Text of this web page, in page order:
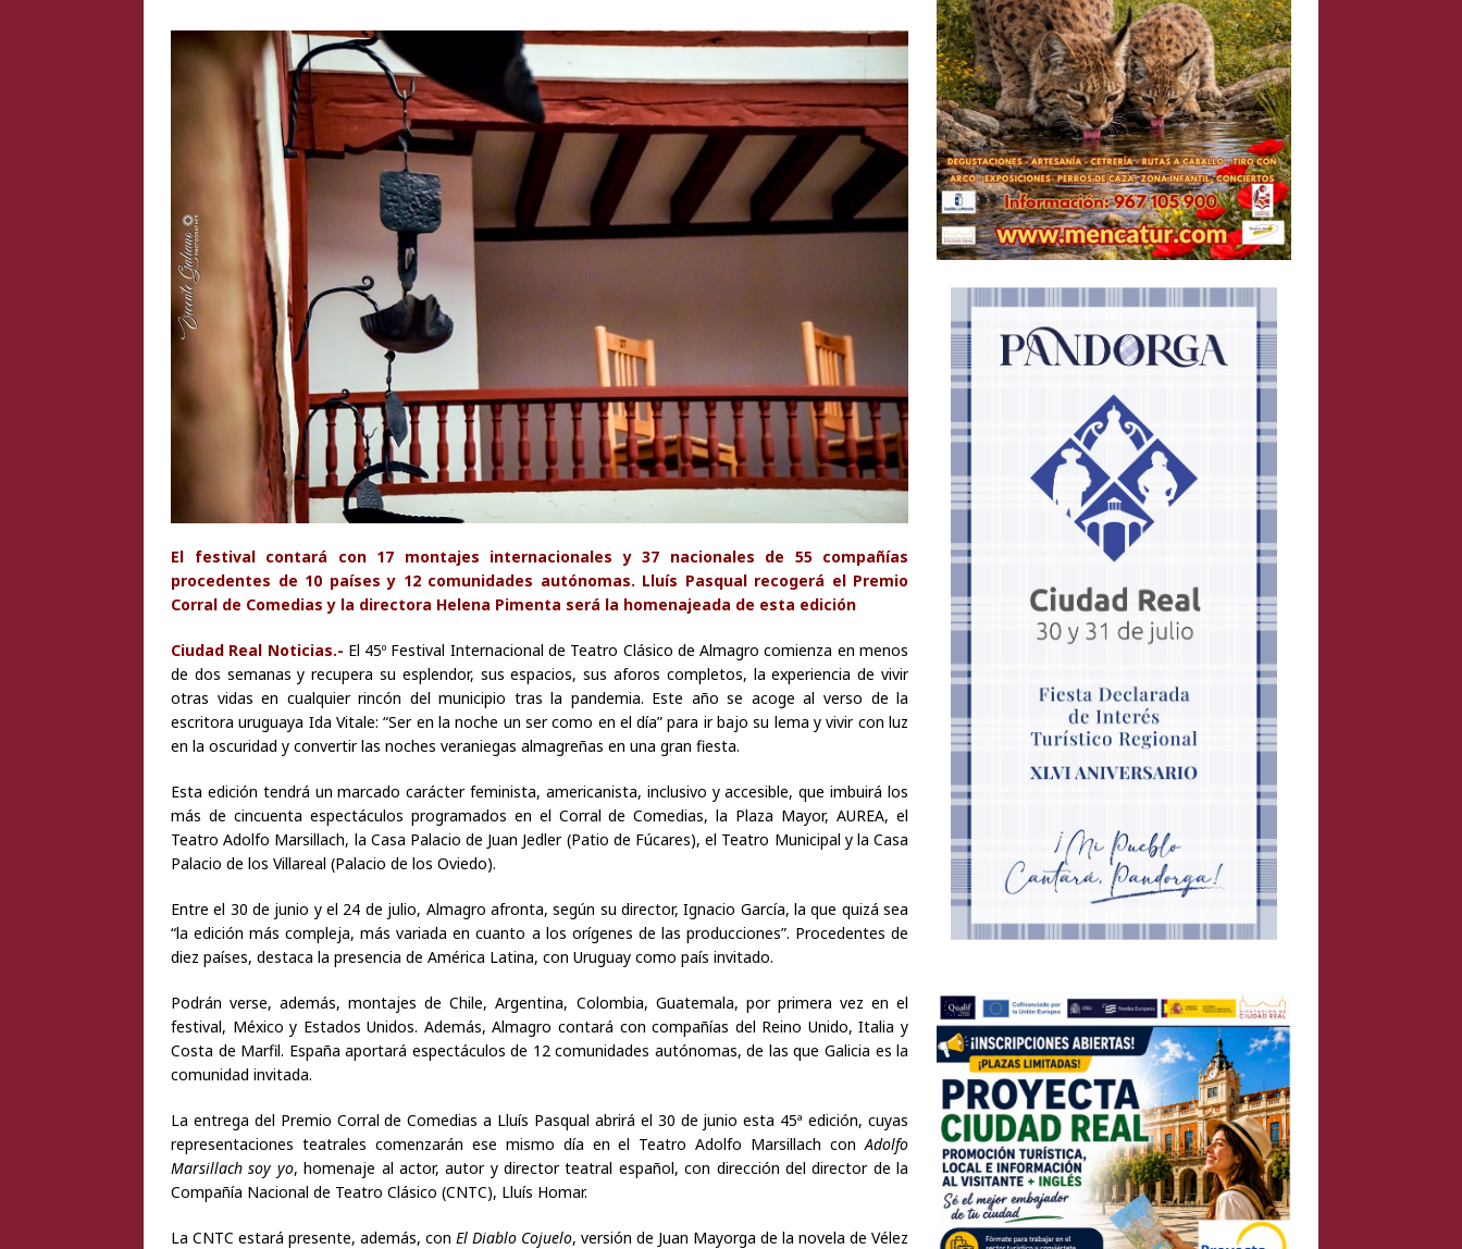
El festival contará con 17 montajes internacionales y 37 nacionales de 55 compañías
procedentes de 10 países y 12 comunidades autónomas. Lluís Pasqual recogerá el Premio
Corral de Comedias y la directora Helena Pimenta será la homenajeada de esta edición
Ciudad Real Noticias.- El 45º Festival Internacional de Teatro Clásico de Almagro comienza en menos
de dos semanas y recupera su esplendor, sus espacios, sus aforos completos, la experiencia de vivir
otras vidas en cualquier rincón del municipio tras la pandemia. Este año se acoge al verso de la
escritora uruguaya Ida Vitale: “Ser en la noche un ser como en el día” para ir bajo su lema y vivir con luz
en la oscuridad y convertir las noches veraniegas almagreñas en una gran fiesta.
Esta edición tendrá un marcado carácter feminista, americanista, inclusivo y accesible, que imbuirá los
más de cincuenta espectáculos programados en el Corral de Comedias, la Plaza Mayor, AUREA, el
Teatro Adolfo Marsillach, la Casa Palacio de Juan Jedler (Patio de Fúcares), el Teatro Municipal y la Casa
Palacio de los Villareal (Palacio de los Oviedo).
Entre el 30 de junio y el 24 de julio, Almagro afronta, según su director, Ignacio García, la que quizá sea
“la edición más compleja, más variada en cuanto a los orígenes de las producciones”. Procedentes de
diez países, destaca la presencia de América Latina, con Uruguay como país invitado.
Podrán verse, además, montajes de Chile, Argentina, Colombia, Guatemala, por primera vez en el
festival, México y Estados Unidos. Además, Almagro contará con compañías del Reino Unido, Italia y
Costa de Marfil. España aportará espectáculos de 12 comunidades autónomas, de las que Galicia es la
comunidad invitada.
La entrega del Premio Corral de Comedias a Lluís Pasqual abrirá el 30 de junio esta 45ª edición, cuyas
representaciones teatrales comenzarán ese mismo día en el Teatro Adolfo Marsillach conAdolfo
Marsillach soy yo, homenaje al actor, autor y director teatral español, con dirección del director de la
Compañía Nacional de Teatro Clásico (CNTC), Lluís Homar.
La CNTC estará presente, además, conEl Diablo Cojuelo, versión de Juan Mayorga de la novela de Vélez